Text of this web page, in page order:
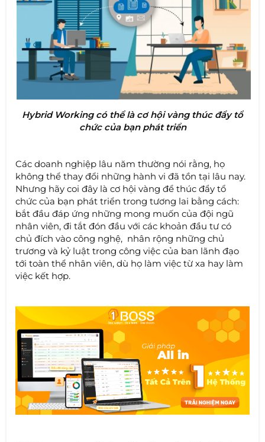
Hybrid Working có thể là cơ hội vàng thúc đẩy tổ
chức của bạn phát triển
Các doanh nghiệp lâu năm thường nói rằng, họ
không thể thay đổi những hành vi đã tồn tại lâu nay.
Nhưng hãy coi đây là cơ hội vàng để thúc đẩy tổ
chức của bạn phát triển trong tương lai bằng cách:
bắt đầu đáp ứng những mong muốn của đội ngũ
nhân viên, đi tắt đón đầu với các khoản đầu tư có
chủ đích vào công nghệ, nhân rộng những chủ
trương và kỷ luật trong công việc của ban lãnh đạo
tới toàn thể nhân viên, dù họ làm việc từ xa hay làm
việc kết hợp.